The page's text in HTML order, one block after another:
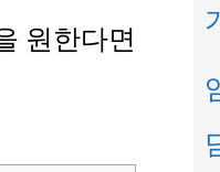
원한다면